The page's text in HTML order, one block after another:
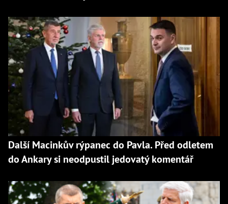
Další Macinkův rýpanec do Pavla. Před odletem
do Ankary si neodpustil jedovatý komentář